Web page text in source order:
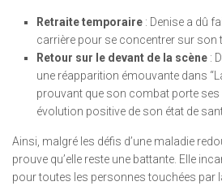
Retraite temporaire : Denise a dû
carrière pour se concentrer sur son
Retour sur le devant de la scène :
une réapparition émouvante dans
prouvant que son combat porte
évolution positive de son état de
Ainsi, malgré les défis d’une maladie
prouve qu’elle reste une battante. Elle
pour toutes les personnes touchées par